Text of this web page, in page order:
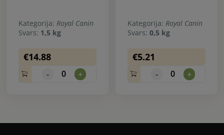
Kategorija: Royal Canin
Svars: 1,5 kg
€14.88
- 0 +
Kategorija: Royal Canin
Svars: 0,5 kg
€5.21
- 0 +